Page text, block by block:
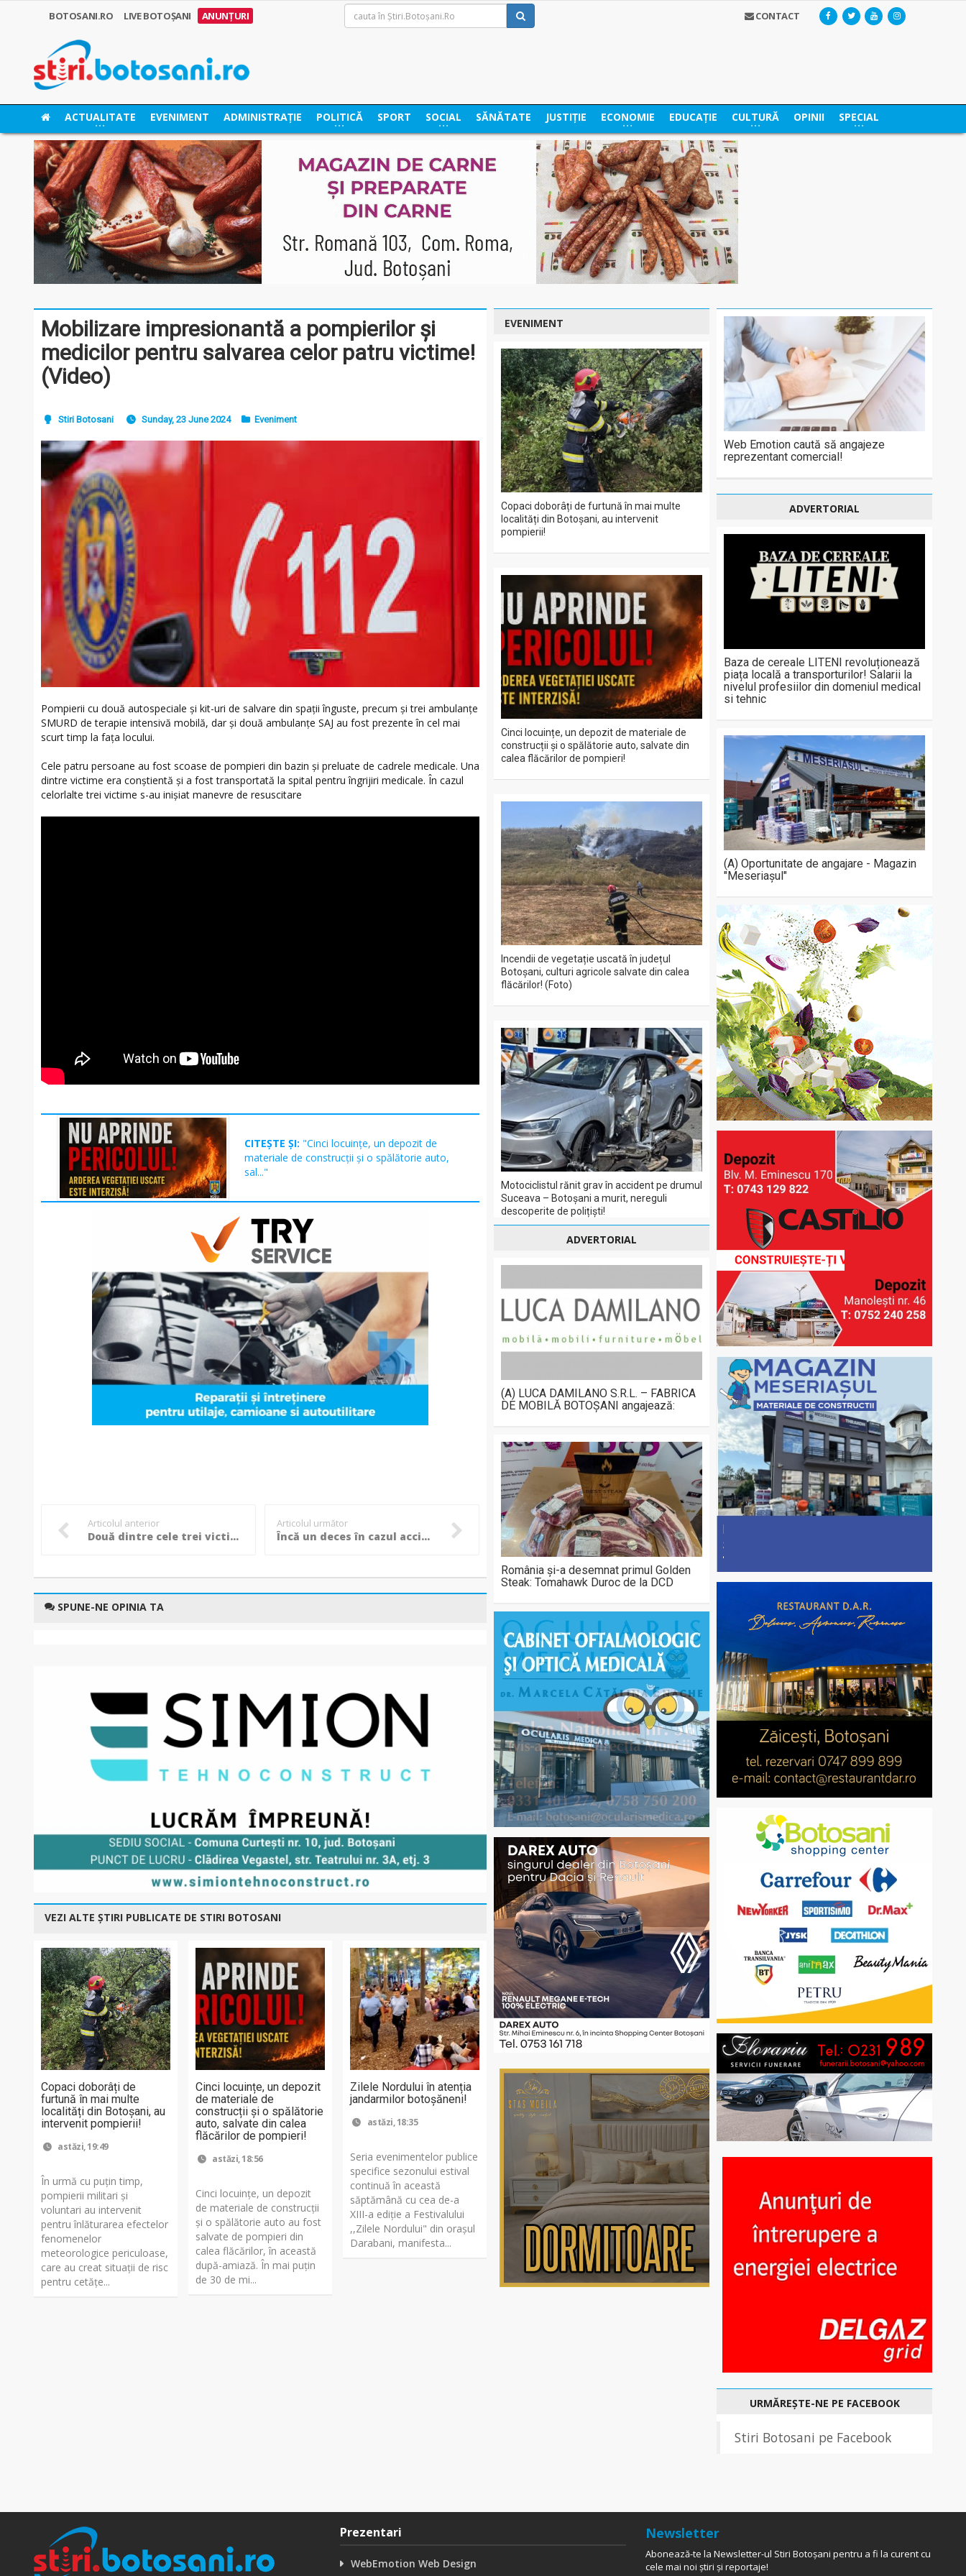
BOTOSANI.RO LIVE BOTOȘANI ANUNȚURI CONTACT
ACTUALITATE EVENIMENT ADMINISTRAȚIE POLITICĂ SPORT SOCIAL SĂNĂTATE JUSTIȚIE ECONOMIE EDUCAȚIE CULTURĂ OPINII SPECIAL
Mobilizare impresionantă a pompierilor și
medicilor pentru salvarea celor patru victime!
(Video)
Stiri Botosani Sunday, 23 June 2024 Eveniment
Pompierii cu două autospeciale și kit-uri de salvare din spații înguste, precum și trei ambulanțe
SMURD de terapie intensivă mobilă, dar și două ambulanțe SAJ au fost prezente în cel mai
scurt timp la fața locului.
Cele patru persoane au fost scoase de pompieri din bazin și preluate de cadrele medicale. Una
dintre victime era conștientă și a fost transportată la spital pentru îngrijiri medicale. În cazul
celorlalte trei victime s-au inișiat manevre de resuscitare
CITEȘTE ȘI: "Cinci locuințe, un depozit de
materiale de construcții și o spălătorie auto,
sal..."
Articolul anterior
Două dintre cele trei victime au decedat, una a fost transportată la Iași cu elicopterul SMURD! (Video)
Articolul următor
Încă un deces în cazul accidentului de la Ibănești: Pentru Radu Tudose, bărbatul de 57 de ani, nu s-a mai putut face nimic!
SPUNE-NE OPINIA TA
VEZI ALTE ȘTIRI PUBLICATE DE STIRI BOTOSANI
Copaci doborâți de
furtună în mai multe
localități din Botoșani, au
intervenit pompierii!
astăzi, 19:49
În urmă cu puțin timp,
pompierii militari și
voluntari au intervenit
pentru înlăturarea efectelor
fenomenelor
meteorologice periculoase,
care au creat situații de risc
pentru cetățe...
Cinci locuințe, un depozit
de materiale de
construcții și o spălătorie
auto, salvate din calea
flăcărilor de pompieri!
astăzi, 18:56
Cinci locuințe, un depozit
de materiale de construcții
și o spălătorie auto au fost
salvate de pompieri din
calea flăcărilor, în această
după-amiază. În mai puțin
de 30 de mi...
Zilele Nordului în atenția
jandarmilor botoșăneni!
astăzi, 18:35
Seria evenimentelor publice
specifice sezonului estival
continuă în această
săptămână cu cea de-a
XIII-a ediție a Festivalului
,,Zilele Nordului" din orașul
Darabani, manifesta...
EVENIMENT
Copaci doborâți de furtună în mai multe
localități din Botoșani, au intervenit
pompierii!
Cinci locuințe, un depozit de materiale de
construcții și o spălătorie auto, salvate din
calea flăcărilor de pompieri!
Incendii de vegetație uscată în județul
Botoșani, culturi agricole salvate din calea
flăcărilor! (Foto)
Motociclistul rănit grav în accident pe drumul
Suceava – Botoșani a murit, nereguli
descoperite de polițiști!
ADVERTORIAL
(A) LUCA DAMILANO S.R.L. – FABRICA
DE MOBILĂ BOTOȘANI angajează:
România și-a desemnat primul Golden
Steak: Tomahawk Duroc de la DCD
Web Emotion caută să angajeze
reprezentant comercial!
ADVERTORIAL
Baza de cereale LITENI revoluționează
piața locală a transporturilor! Salarii la
nivelul profesiilor din domeniul medical
si tehnic
(A) Oportunitate de angajare - Magazin
"Meseriașul"
URMĂREȘTE-NE PE FACEBOOK
Stiri Botosani pe Facebook
Prezentari
WebEmotion Web Design
Newsletter
Abonează-te la Newsletter-ul Stiri Botoșani pentru a fi la curent cu
cele mai noi știri și reportaje!